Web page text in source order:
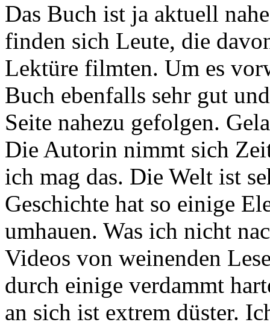
Das Buch ist ja aktuell
finden sich Leute, die
Lektüre filmten. Um es
Buch ebenfalls sehr gut
Seite nahezu gefolgen.
Die Autorin nimmt sich
ich mag das. Die Welt ist
Geschichte hat so einige
umhauen. Was ich nicht
Videos von weinenden
durch einige verdammt
an sich ist extrem düster.